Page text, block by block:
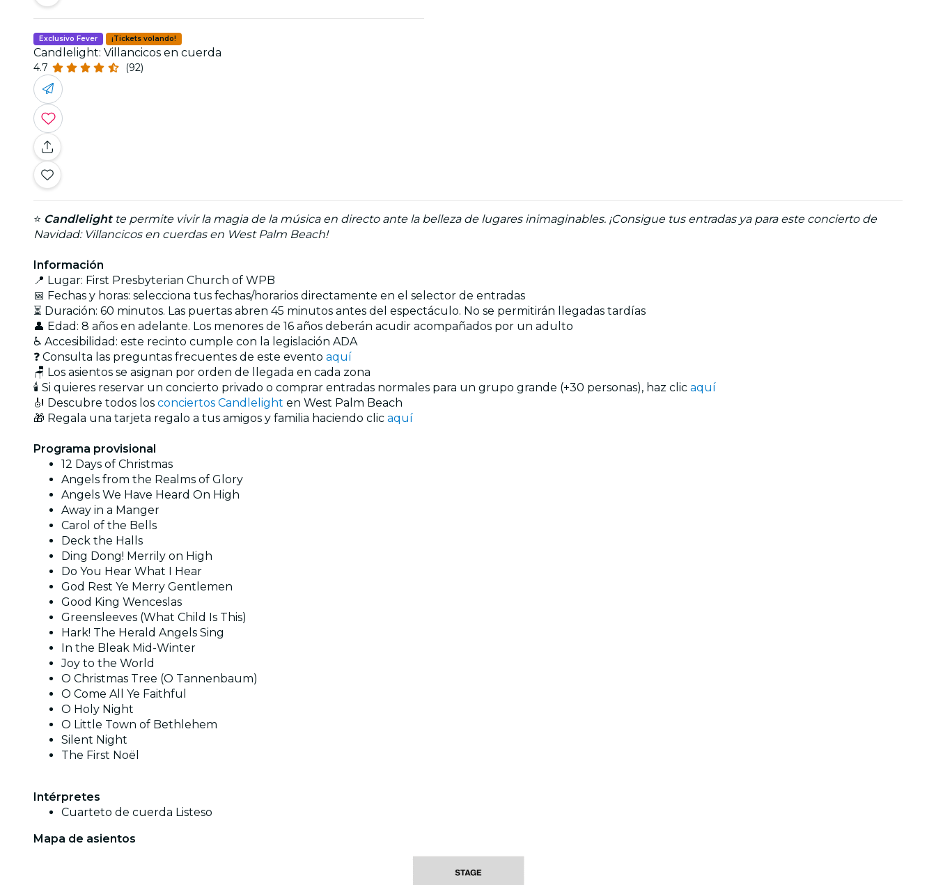
Exclusivo Fever ¡Tickets volando!
Candlelight: Villancicos en cuerda
4.7 (92)
⭐ Candlelightte permite vivir la magia de la música en directo ante la belleza de lugares inimaginables. ¡Consigue tus entradas ya para este concierto de
Navidad: Villancicos en cuerdas en West Palm Beach!
Información
📍 Lugar: First Presbyterian Church of WPB
📅 Fechas y horas: selecciona tus fechas/horarios directamente en el selector de entradas
⏳ Duración: 60 minutos. Las puertas abren 45 minutos antes del espectáculo. No se permitirán llegadas tardías
👤 Edad: 8 años en adelante. Los menores de 16 años deberán acudir acompañados por un adulto
♿ Accesibilidad: este recinto cumple con la legislación ADA
❓ Consulta las preguntas frecuentes de este evento aquí
🪑 Los asientos se asignan por orden de llegada en cada zona
🕯️ Si quieres reservar un concierto privado o comprar entradas normales para un grupo grande (+30 personas), haz clic aquí
🎻 Descubre todos los conciertos Candlelight en West Palm Beach
🎁 Regala una tarjeta regalo a tus amigos y familia haciendo clic aquí
Programa provisional
12 Days of Christmas
Angels from the Realms of Glory
Angels We Have Heard On High
Away in a Manger
Carol of the Bells
Deck the Halls
Ding Dong! Merrily on High
Do You Hear What I Hear
God Rest Ye Merry Gentlemen
Good King Wenceslas
Greensleeves (What Child Is This)
Hark! The Herald Angels Sing
In the Bleak Mid-Winter
Joy to the World
O Christmas Tree (O Tannenbaum)
O Come All Ye Faithful
O Holy Night
O Little Town of Bethlehem
Silent Night
The First Noël
Intérpretes
Cuarteto de cuerda Listeso
Mapa de asientos